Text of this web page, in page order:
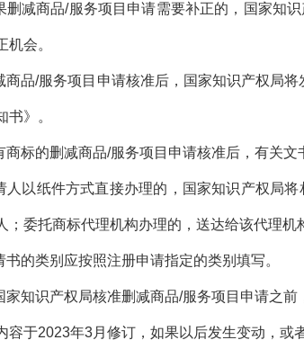
删减商品/服务项目申请需要补正的，国家知
机会。
商品/服务项目申请核准后，国家知识产权局
书》。
商标的删减商品/服务项目申请核准后，有关文
人以纸件方式直接办理的，国家知识产权局
；委托商标代理机构办理的，送达给该代理机
书的类别应按照注册申请指定的类别填写。
家知识产权局核准删减商品/服务项目申请之前
于2023年3月修订，如果以后发生变动，或